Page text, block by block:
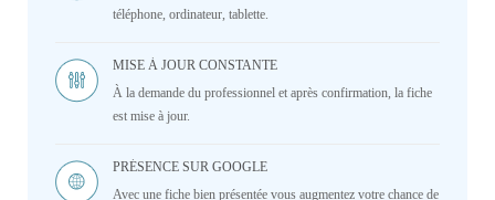
téléphone, ordinateur, tablette.
MISE À JOUR CONSTANTE
À la demande du professionnel et après confirmation, la fiche
est mise à jour.
PRÉSENCE SUR GOOGLE
Avec une fiche bien présentée vous augmentez votre chance de